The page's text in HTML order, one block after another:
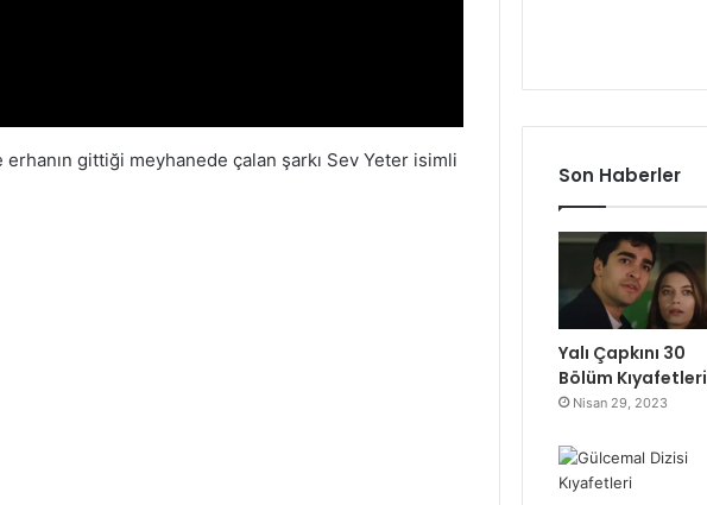
gittiği meyhanede çalan şarkı Sev Yeter isimli
Son Haberler
Yalı Çapkını 30
Bölüm Kıyafetleri
Nisan 29, 2023